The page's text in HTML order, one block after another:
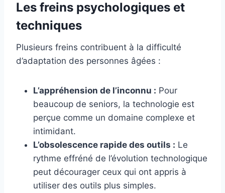
Les freins psychologiques et
techniques
Plusieurs freins contribuent à la difficulté
d’adaptation des personnes âgées :
L’appréhension de l’inconnu : Pour
beaucoup de seniors, la technologie est
perçue comme un domaine complexe et
intimidant.
L’obsolescence rapide des outils : Le
rythme effréné de l’évolution technologique
peut décourager ceux qui ont appris à
utiliser des outils plus simples.